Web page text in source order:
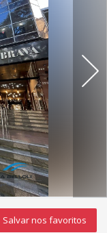
Salvar nos favoritos